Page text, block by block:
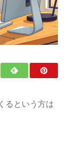
るという方は